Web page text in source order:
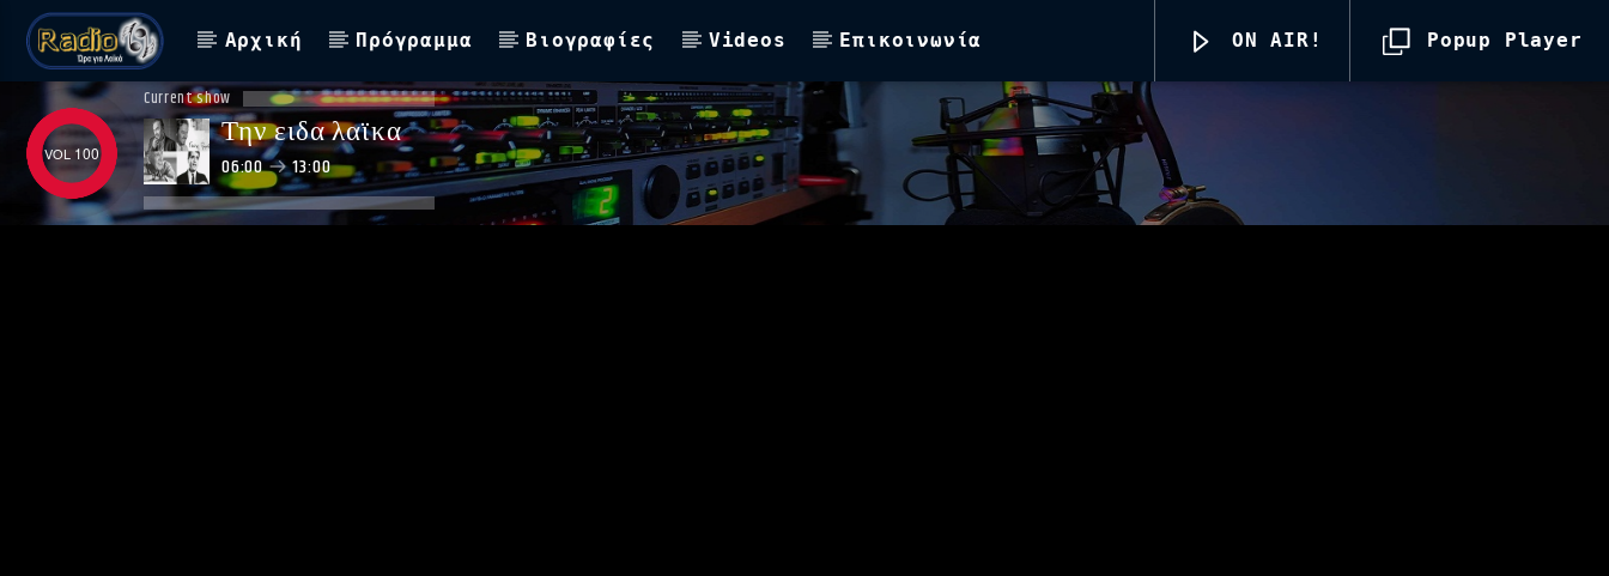
Αρχική Πρόγραμμα Βιογραφίες Videos Επικοινωνία Popup Player
ON AIR!
100
Current show
Την ειδα λαϊκα
06:00 13:00